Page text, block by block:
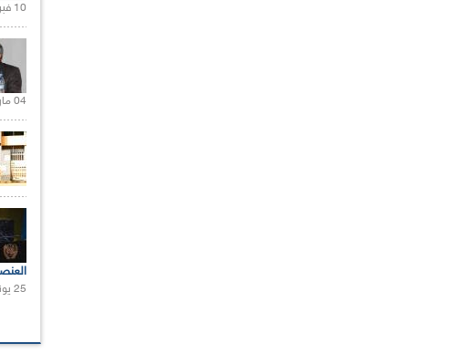
10 فبراير 2021 |
04 مارس 2020 |
25 يونيو 2021 |